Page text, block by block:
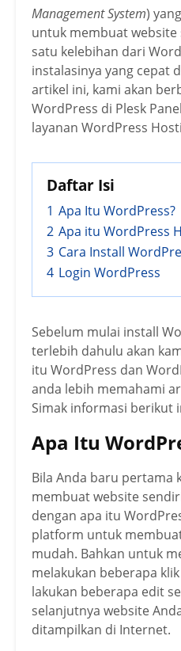
Management System)
untuk membuat website
satu kelebihan dari
instalasinya yang cepat
artikel ini, kami akan
WordPress di Plesk
layanan WordPress
Daftar Isi
1 Apa Itu WordPress?
2 Apa itu WordPress
3 Cara Install
4 Login WordPress
Sebelum mulai install
terlebih dahulu akan
itu WordPress dan
anda lebih memahami
Simak informasi berikut
Apa Itu
Bila Anda baru pertama
membuat website
dengan apa itu
platform untuk
mudah. Bahkan untuk
melakukan beberapa
lakukan beberapa edit
selanjutnya website
ditampilkan di Internet.